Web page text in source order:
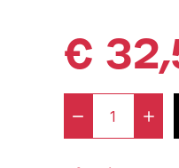
€
-
Velvet®
+